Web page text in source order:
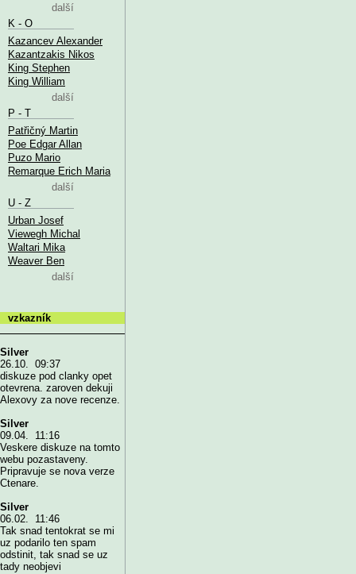
další
K - O
Kazancev Alexander
Kazantzakis Nikos
King Stephen
King William
další
P - T
Patřičný Martin
Poe Edgar Allan
Puzo Mario
Remarque Erich Maria
další
U - Z
Urban Josef
Viewegh Michal
Waltari Mika
Weaver Ben
další
vzkazník
Silver
26.10. 09:37
diskuze pod clanky opet
otevrena. zaroven dekuji
Alexovy za nove recenze.
Silver
09.04. 11:16
Veskere diskuze na tomto
webu pozastaveny.
Pripravuje se nova verze
Ctenare.
Silver
06.02. 11:46
Tak snad tentokrat se mi
uz podarilo ten spam
odstinit, tak snad se uz
tady neobjevi